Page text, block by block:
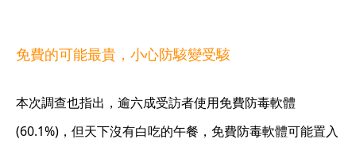
免費的可能最貴，小心防駭變受駭
本次調查也指出，逾六成受訪者使用免費防毒軟體
(60.1%)，但天下沒有白吃的午餐，免費防毒軟體可能置入